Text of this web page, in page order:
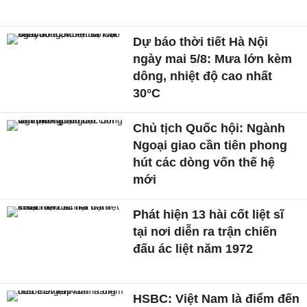
Dự báo thời tiết Hà Nội
ngày mai 5/8: Mưa lớn kèm
dông, nhiệt độ cao nhất
30°C
Chủ tịch Quốc hội: Ngành
Ngoại giao cần tiên phong
hút các dòng vốn thế hệ
mới
Phát hiện 13 hài cốt liệt sĩ
tại nơi diễn ra trận chiến
đấu ác liệt năm 1972
HSBC: Việt Nam là điểm đến